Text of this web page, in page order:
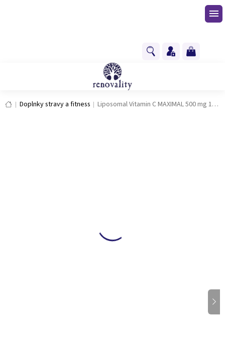
NÁKUPNÝ
Domov
Doplnky stravy a fitness Liposomal Vitamin C MAXIMAL 500 mg 100 tobolek